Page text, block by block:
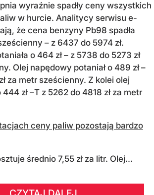
wyraźnie spadły ceny wszystkich
w hurcie. Analitycy serwisu e-
że cena benzyny Pb98 spadła
– z 6437 do 5974 zł.
o 464 zł – z 5738 do 5273 zł
Olej napędowy potaniał o 489 zł –
za metr sześcienny. Z kolei olej
444 zł –T z 5262 do 4818 zł za metr
ceny paliw pozostają bardzo
średnio 7,55 zł za litr. Olej...